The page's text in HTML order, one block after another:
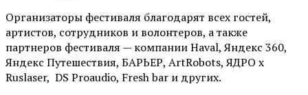
Организаторы фестиваля благодарят всех гостей,
артистов, сотрудников и волонтеров, а также
партнеров фестиваля — компании Haval, Яндекс 360,
Яндекс Путешествия, БАРЬЕР, ArtRobots, ЯДРО х
Ruslaser, DS Proaudio, Fresh bar и других.